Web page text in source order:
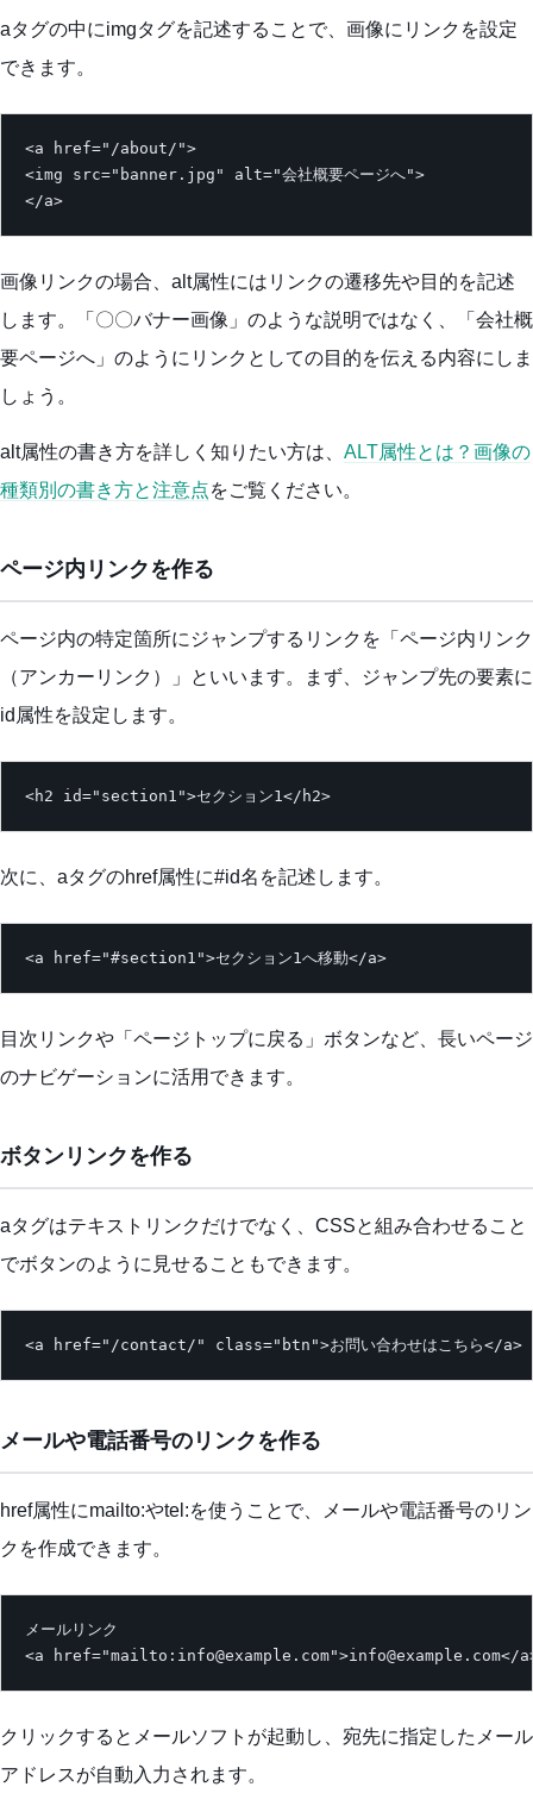
aタグの中にimgタグを記述することで、画像にリンクを設定
できます。
<a href="/about/">
<img src="banner.jpg" alt="会社概要ページへ">
</a>
画像リンクの場合、alt属性にはリンクの遷移先や目的を記述
します。「〇〇バナー画像」のような説明ではなく、「会社概
要ページへ」のようにリンクとしての目的を伝える内容にしま
しょう。
alt属性の書き方を詳しく知りたい方は、 ALT属性とは？画像の
種類別の書き方と注意点をご覧ください。
ページ内リンクを作る
ページ内の特定箇所にジャンプするリンクを「ページ内リンク
（アンカーリンク）」といいます。まず、ジャンプ先の要素に
id属性を設定します。
<h2 id="section1">セクション1</h2>
次に、aタグのhref属性に#id名を記述します。
<a href="#section1">セクション1へ移動</a>
目次リンクや「ページトップに戻る」ボタンなど、長いページ
のナビゲーションに活用できます。
ボタンリンクを作る
aタグはテキストリンクだけでなく、CSSと組み合わせること
でボタンのように見せることもできます。
<a href="/contact/" class="btn">お問い合わせはこちら</a>
メールや電話番号のリンクを作る
href属性にmailto:やtel:を使うことで、メールや電話番号のリン
クを作成できます。
メールリンク
<a href="mailto:info@example.com">info@example.com</
クリックするとメールソフトが起動し、宛先に指定したメール
アドレスが自動入力されます。